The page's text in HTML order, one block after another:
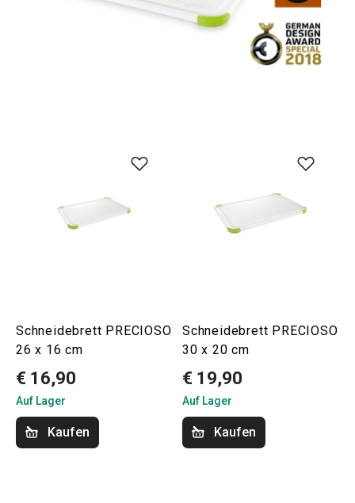
Schneidebrett PRECIOSO
26 x 16 cm
€ 16,90
Auf Lager
Kaufen
Schneidebrett PRECIOSO
30 x 20 cm
€ 19,90
Auf Lager
Kaufen